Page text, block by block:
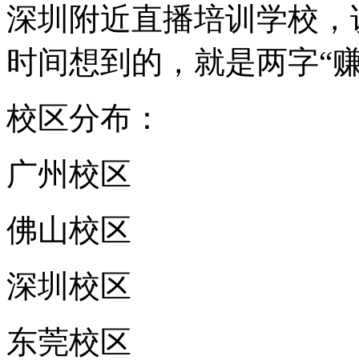
深圳附近直播培训学校
时间想到的，就是两字“
校区分布：
广州校区
佛山校区
深圳校区
东莞校区